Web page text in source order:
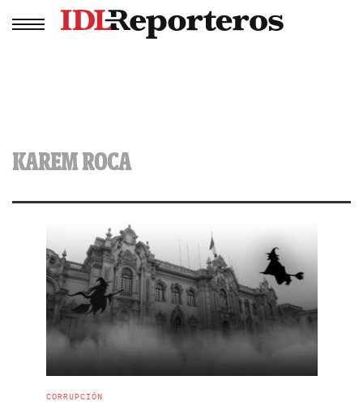
KAREM ROCA
CORRUPCIÓN